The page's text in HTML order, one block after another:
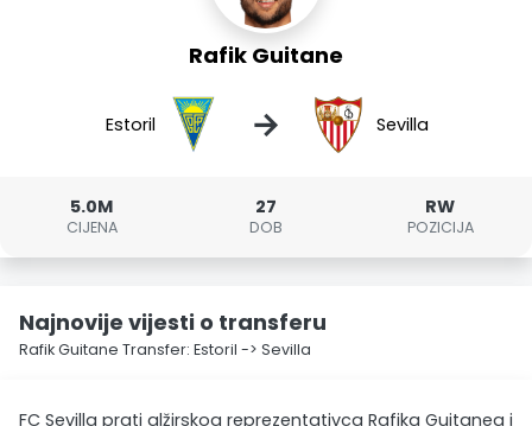
Rafik Guitane
Estoril → Sevilla
5.0M
CIJENA
27
DOB
RW
POZICIJA
Najnovije vijesti o transferu
Rafik Guitane Transfer: Estoril -> Sevilla
FC Sevilla prati alžirskog reprezentativca Rafika Guitanea i